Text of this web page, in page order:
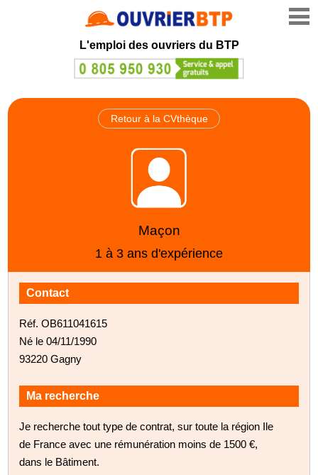
L'emploi des ouvriers du BTP
Retour à la CVthèque
Maçon
1 à 3 ans d'expérience
Contact
Réf. OB611041615
Né le 04/11/1990
93220 Gagny
Ma recherche
Je recherche tout type de contrat, sur toute la région Ile
de France avec une rémunération moins de 1500 €,
dans le Bâtiment.